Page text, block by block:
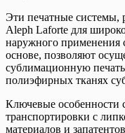
Эти печатные системы,
Aleph Laforte для
наружного применения
основе, позволяют
сублимационную
полиэфирных тканях
Ключевые особенности
транспортировки с
материалов и